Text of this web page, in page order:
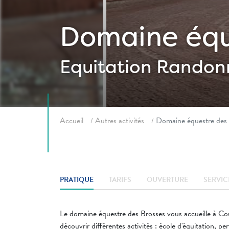
Domaine
Equitation
Accueil Autres activités Domaine équestre des
PRATIQUE TARIFS OUVERTURE
Le domaine équestre des Brosses vous accueille à
découvrir différentes activités : école d'équitation,